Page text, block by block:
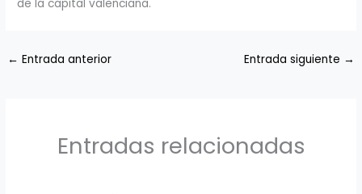
de la capital valenciana.
← Entrada anterior Entrada siguiente →
Entradas relacionadas